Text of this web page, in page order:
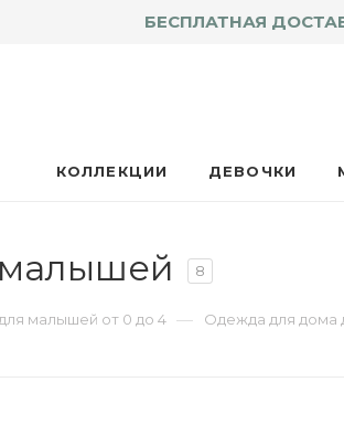
БЕСПЛАТНАЯ
КОЛЛЕКЦИИ ДЕВОЧКИ
8
малышей от 0 до 4 — Одежда для дома